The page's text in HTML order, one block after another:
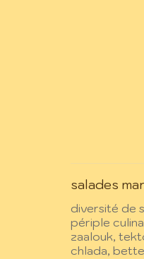
salades
diversité de
périple
zaalouk,
chlada,